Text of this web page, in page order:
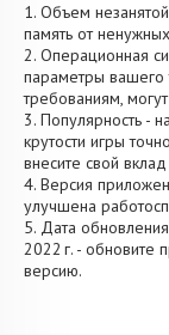
1. Объем
память от
2. Операционная
параметры вашего
требованиям,
3. Популярность -
крутости игры
внесите свой
4. Версия
улучшена
5. Дата
2022 г. - обновите
версию.